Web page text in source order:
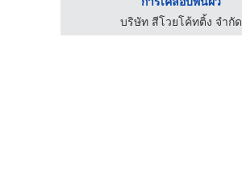
บริษัท สีโวยโค้ทติ้ง จำกัด